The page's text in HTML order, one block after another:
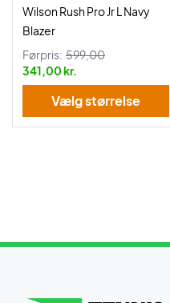
Wilson Rush Pro Jr L Navy
Blazer
Førpris: 599,00
341,00 kr.
Vælg størrelse